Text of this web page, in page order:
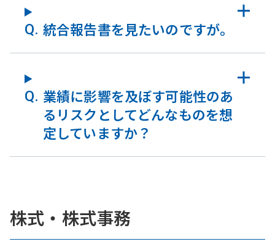
統合報告書を見たいのですが。
業績に影響を及ぼす可能性のあ
るリスクとしてどんなものを想
定していますか？
株式・株式事務